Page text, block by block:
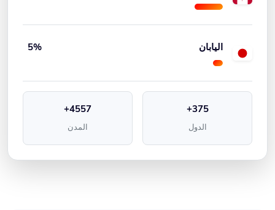
اليابان 5%
375+
الدول
4557+
المدن